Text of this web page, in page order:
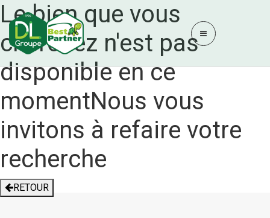
Le bien que vous
cherchez n'est pas
disponible en ce
momentNous vous
invitons à refaire votre
recherche
RETOUR